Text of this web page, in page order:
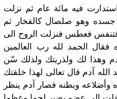
فيه مائة عام ثم نزلت
جسده وهو صلصال كالفخار ثم
فعطس فنزلت الروح الى
فقال الحمد لله رب العالمين
وهذا لك ولذريتك ولذلك سّن
آدم قال تعالى لهذا خلقتك
وأضلاعه وبطنه فصار آدم ينظر